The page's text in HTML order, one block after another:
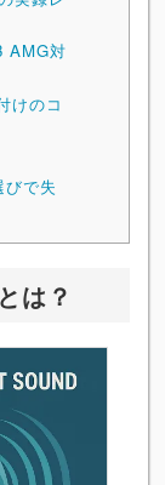
AMG対
けのコ
で失
は？